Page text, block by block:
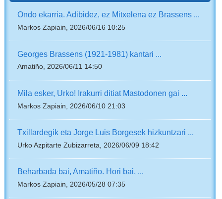
Ondo ekarria. Adibidez, ez Mitxelena ez Brassens ...
Markos Zapiain, 2026/06/16 10:25
Georges Brassens (1921-1981) kantari ...
Amatiño, 2026/06/11 14:50
Mila esker, Urko! Irakurri ditiat Mastodonen gai ...
Markos Zapiain, 2026/06/10 21:03
Txillardegik eta Jorge Luis Borgesek hizkuntzari ...
Urko Azpitarte Zubizarreta, 2026/06/09 18:42
Beharbada bai, Amatiño. Hori bai, ...
Markos Zapiain, 2026/05/28 07:35